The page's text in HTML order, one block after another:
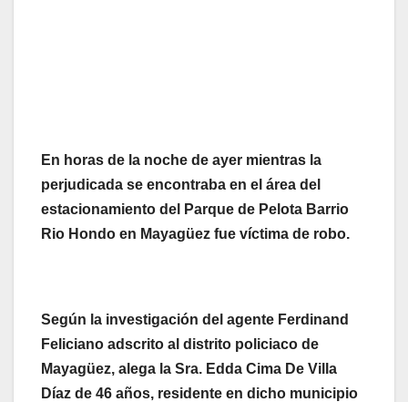
En horas de la noche de ayer mientras la
perjudicada se encontraba en el área del
estacionamiento del Parque de Pelota Barrio
Rio Hondo en Mayagüez fue víctima de robo.
Según la investigación del agente Ferdinand
Feliciano adscrito al distrito policiaco de
Mayagüez, alega la Sra. Edda Cima De Villa
Díaz de 46 años, residente en dicho municipio